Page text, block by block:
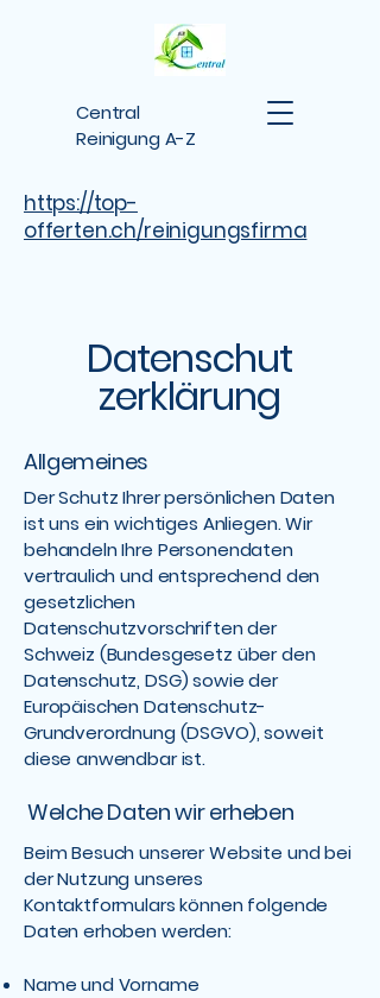
Central
Reinigung A-Z
https://top-
offerten.ch/reinigungsfirma
Datenschut
zerklärung
Allgemeines
Der Schutz Ihrer persönlichen Daten
ist uns ein wichtiges Anliegen. Wir
behandeln Ihre Personendaten
vertraulich und entsprechend den
gesetzlichen
Datenschutzvorschriften der
Schweiz (Bundesgesetz über den
Datenschutz, DSG) sowie der
Europäischen Datenschutz-
Grundverordnung (DSGVO), soweit
diese anwendbar ist.
Welche Daten wir erheben
Beim Besuch unserer Website und bei
der Nutzung unseres
Kontaktformulars können folgende
Daten erhoben werden:
Name und Vorname